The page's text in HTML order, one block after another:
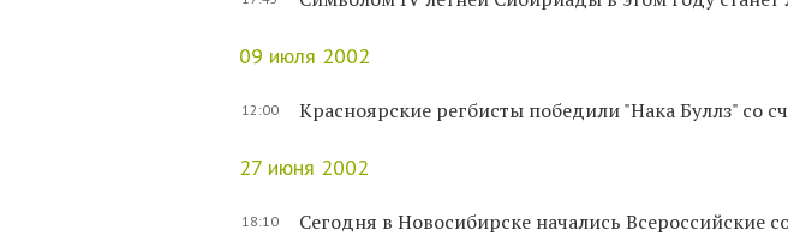
09 июля 2002
12:00 Красноярские регбисты победили "Нака Буллз" со
27 июня 2002
18:10 Сегодня в Новосибирске начались Всероссийские